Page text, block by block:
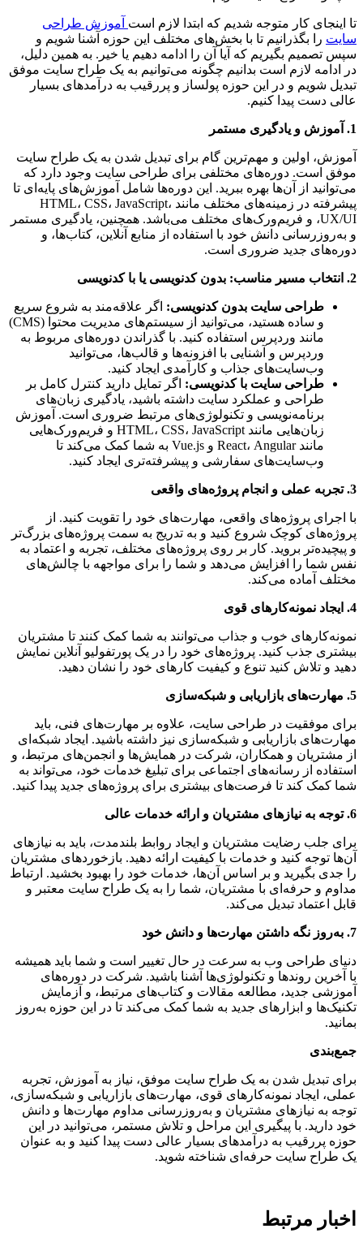
تا اینجای کار متوجه شدیم که ابتدا لازم است آموزش طراحی
سایت را بگذرانیم تا با بخش‌های مختلف این حوزه آشنا شویم و
سپس تصمیم بگیریم که آیا آن را ادامه دهیم یا خیر. به همین دلیل،
در ادامه لازم است بدانیم چگونه می‌توانیم به یک طراح سایت موفق
تبدیل شویم و در این حوزه پولساز و پررقیب به درآمدهای بسیار
عالی دست پیدا کنیم.
1. آموزش و یادگیری مستمر
آموزش، اولین و مهم‌ترین گام برای تبدیل شدن به یک طراح سایت
موفق است. دوره‌های مختلفی برای طراحی سایت وجود دارد که
می‌توانید از آن‌ها بهره ببرید. این دوره‌ها شامل آموزش‌های پایه‌ای تا
پیشرفته در زمینه‌های مختلف مانند HTML، CSS، JavaScript،
UX/UI، و فریم‌ورک‌های مختلف می‌باشد. همچنین، یادگیری مستمر
و به‌روزرسانی دانش خود با استفاده از منابع آنلاین، کتاب‌ها، و
دوره‌های جدید ضروری است.
2. انتخاب مسیر مناسب: بدون کدنویسی یا با کدنویسی
طراحی سایت بدون کدنویسی: اگر علاقه‌مند به شروع سریع
و ساده هستید، می‌توانید از سیستم‌های مدیریت محتوا (CMS)
مانند وردپرس استفاده کنید. با گذراندن دوره‌های مربوط به
وردپرس و آشنایی با افزونه‌ها و قالب‌ها، می‌توانید
وب‌سایت‌های جذاب و کارآمدی ایجاد کنید.
طراحی سایت با کدنویسی: اگر تمایل دارید کنترل کامل بر
طراحی و عملکرد سایت داشته باشید، یادگیری زبان‌های
برنامه‌نویسی و تکنولوژی‌های مرتبط ضروری است. آموزش
زبان‌هایی مانند HTML، CSS، JavaScript و فریم‌ورک‌هایی
مانند React، Angular و Vue.js به شما کمک می‌کند تا
وب‌سایت‌های سفارشی و پیشرفته‌تری ایجاد کنید.
3. تجربه عملی و انجام پروژه‌های واقعی
با اجرای پروژه‌های واقعی، مهارت‌های خود را تقویت کنید. از
پروژه‌های کوچک شروع کنید و به تدریج به سمت پروژه‌های بزرگ‌تر
و پیچیده‌تر بروید. کار بر روی پروژه‌های مختلف، تجربه و اعتماد به
نفس شما را افزایش می‌دهد و شما را برای مواجهه با چالش‌های
مختلف آماده می‌کند.
4. ایجاد نمونه‌کارهای قوی
نمونه‌کارهای خوب و جذاب می‌توانند به شما کمک کنند تا مشتریان
بیشتری جذب کنید. پروژه‌های خود را در یک پورتفولیو آنلاین نمایش
دهید و تلاش کنید تنوع و کیفیت کارهای خود را نشان دهید.
5. مهارت‌های بازاریابی و شبکه‌سازی
برای موفقیت در طراحی سایت، علاوه بر مهارت‌های فنی، باید
مهارت‌های بازاریابی و شبکه‌سازی نیز داشته باشید. ایجاد شبکه‌ای
از مشتریان و همکاران، شرکت در همایش‌ها و انجمن‌های مرتبط، و
استفاده از رسانه‌های اجتماعی برای تبلیغ خدمات خود، می‌تواند به
شما کمک کند تا فرصت‌های بیشتری برای پروژه‌های جدید پیدا کنید.
6. توجه به نیازهای مشتریان و ارائه خدمات عالی
برای جلب رضایت مشتریان و ایجاد روابط بلندمدت، باید به نیازهای
آن‌ها توجه کنید و خدمات با کیفیت ارائه دهید. بازخوردهای مشتریان
را جدی بگیرید و بر اساس آن‌ها، خدمات خود را بهبود بخشید. ارتباط
مداوم و حرفه‌ای با مشتریان، شما را به یک طراح سایت معتبر و
قابل اعتماد تبدیل می‌کند.
7. به‌روز نگه داشتن مهارت‌ها و دانش خود
دنیای طراحی وب به سرعت در حال تغییر است و شما باید همیشه
با آخرین روندها و تکنولوژی‌ها آشنا باشید. شرکت در دوره‌های
آموزشی جدید، مطالعه مقالات و کتاب‌های مرتبط، و آزمایش
تکنیک‌ها و ابزارهای جدید به شما کمک می‌کند تا در این حوزه به‌روز
بمانید.
جمع‌بندی
برای تبدیل شدن به یک طراح سایت موفق، نیاز به آموزش، تجربه
عملی، ایجاد نمونه‌کارهای قوی، مهارت‌های بازاریابی و شبکه‌سازی،
توجه به نیازهای مشتریان و به‌روزرسانی مداوم مهارت‌ها و دانش
خود دارید. با پیگیری این مراحل و تلاش مستمر، می‌توانید در این
حوزه پررقیب به درآمدهای بسیار عالی دست پیدا کنید و به عنوان
یک طراح سایت حرفه‌ای شناخته شوید.
اخبار مرتبط